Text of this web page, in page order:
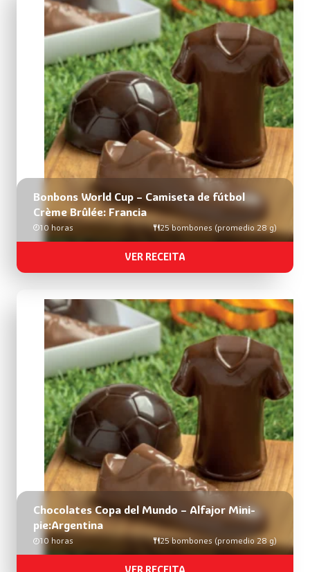
Bonbons World Cup – Camiseta de fútbol
Crème Brûlée: Francia
10 horas 25 bombones (promedio 28 g)
VER RECEITA
Chocolates Copa del Mundo – Alfajor Mini-
pie:Argentina
10 horas 25 bombones (promedio 28 g)